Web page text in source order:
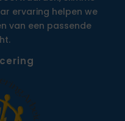
ervaring helpen we
van een passende